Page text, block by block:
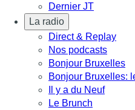
Dernier JT
La radio
Direct & Replay
Nos podcasts
Bonjour Bruxelles
Bonjour Bruxelles:
Il y a du Neuf
Le Brunch